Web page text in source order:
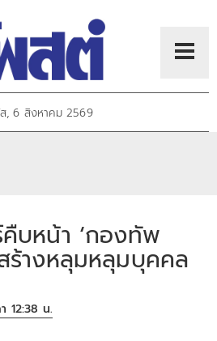
, 6 สิงหาคม 2569
คืบหน้า ‘กองทัพ
ร้างหลุมหลุมบุคคล
12:38 น.